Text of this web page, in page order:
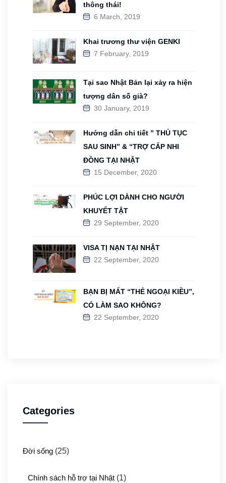
thông thái!
6 March, 2019
Khai trương thư viện GENKI
7 February, 2019
Tại sao Nhật Bản lại xảy ra hiện
tượng dân số già?
30 January, 2019
Hướng dẫn chi tiết ” THỦ TỤC
SAU SINH” & “TRỢ CẤP NHI
ĐỒNG TẠI NHẬT
15 December, 2020
PHÚC LỢI DÀNH CHO NGƯỜI
KHUYẾT TẬT
29 September, 2020
VISA TỊ NẠN TẠI NHẬT
22 September, 2020
BẠN BỊ MẤT “THẺ NGOẠI KIỀU”,
CÓ LÀM SAO KHÔNG?
22 September, 2020
Categories
Đời sống (25)
Chính sách hỗ trợ tại Nhật (1)